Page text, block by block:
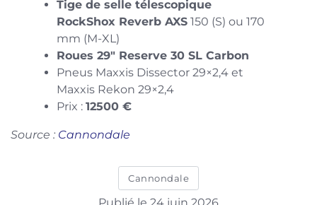
Tige de selle télescopique
RockShox Reverb AXS 150 (S) ou 170
mm (M-XL)
Roues 29″ Reserve 30 SL Carbon
Pneus Maxxis Dissector 29×2,4 et
Maxxis Rekon 29×2,4
Prix :12500 €
Source : Cannondale
Cannondale